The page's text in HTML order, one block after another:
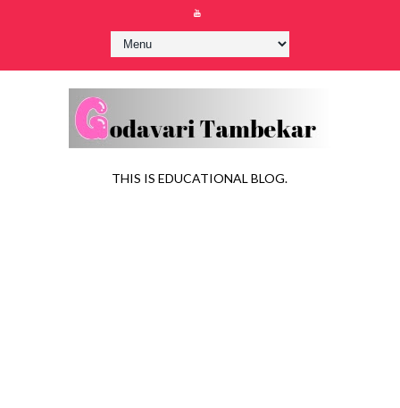
THIS IS EDUCATIONAL BLOG.